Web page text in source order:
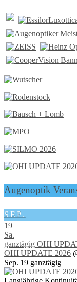
Augenoptik
SEP.
19
Sa.
ganztägig OHI
OHI UPDATE 2026
Sep. 19 ganztägig